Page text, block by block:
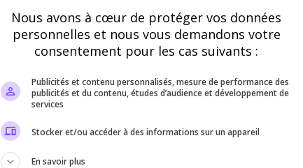
Vendredi
0
60
Votes
Nous avons à cœur de protéger vos données
personnelles et nous vous demandons votre
consentement pour les cas suivants :
Publicités et contenu personnalisés, mesure de performance des
publicités et du contenu, études d’audience et développement de
services
Stocker et/ou accéder à des informations sur un appareil
En savoir plus